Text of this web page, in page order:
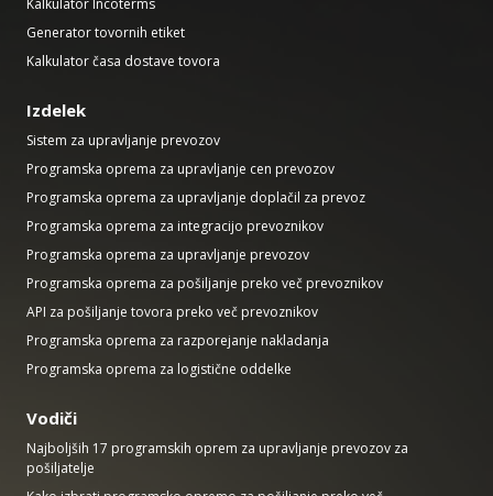
Kalkulator Incoterms
Generator tovornih etiket
Kalkulator časa dostave tovora
Izdelek
Sistem za upravljanje prevozov
Programska oprema za upravljanje cen prevozov
Programska oprema za upravljanje doplačil za prevoz
Programska oprema za integracijo prevoznikov
Programska oprema za upravljanje prevozov
Programska oprema za pošiljanje preko več prevoznikov
API za pošiljanje tovora preko več prevoznikov
Programska oprema za razporejanje nakladanja
Programska oprema za logistične oddelke
Vodiči
Najboljših 17 programskih oprem za upravljanje prevozov za
pošiljatelje